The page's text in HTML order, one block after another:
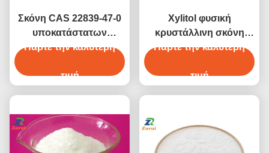
Σκόνη CAS 22839-47-0
υποκατάστατων
ζάχαρης ασπαρτάμης
Πάρτε την καλύτερη
τιμή
Xylitol φυσική
κρυστάλλινη σκόνη
CAS 87-99-0
τροφίμων
Πάρτε την καλύτερη
τιμή